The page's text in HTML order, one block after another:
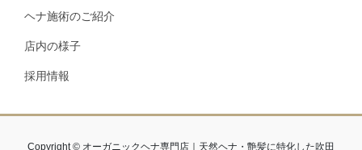
ヘナ施術のご紹介
店内の様子
採用情報
Copyright © オーガニックヘナ専門店｜天然ヘナ・艶髪に特化した吹田